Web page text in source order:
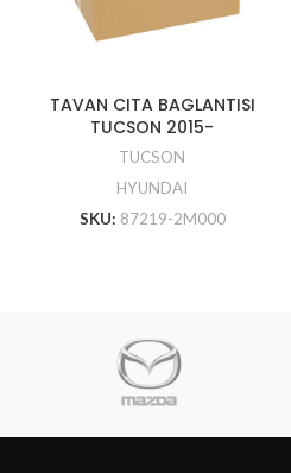
TAVAN CITA BAGLANTISI
TUCSON 2015-
TUCSON
HYUNDAI
SKU: 87219-2M000